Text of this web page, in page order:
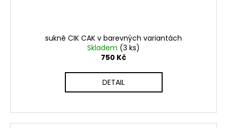
sukně CIK CAK v barevných variantách
Skladem (3 ks)
750 Kč
DETAIL